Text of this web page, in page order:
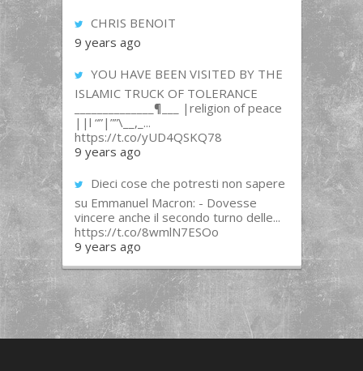
CHRIS BENOIT
9 years ago
YOU HAVE BEEN VISITED BY THE
ISLAMIC TRUCK OF TOLERANCE
______________¶___ |religion of peace
||l “”|””\__,_...
https://t.co/yUD4QSKQ78
9 years ago
Dieci cose che potresti non sapere
su Emmanuel Macron: - Dovesse
vincere anche il secondo turno delle...
https://t.co/8wmlN7ESOo
9 years ago